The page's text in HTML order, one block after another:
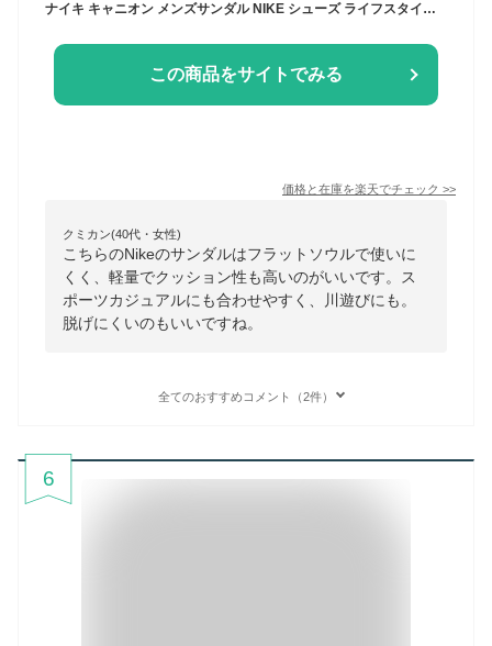
ナイキ キャニオン メンズサンダル NIKE シューズ ライフスタイル Sportswear サンダル スポーツ カジュアル 緑 靴 ci8797-301 アウトドア 黒 青 ぺたんこ 夏 ギフト 川遊び
この商品をサイトでみる
価格と在庫を楽天でチェック >>
クミカン(40代・女性)
こちらのNikeのサンダルはフラットソウルで使いに
くく、軽量でクッション性も高いのがいいです。ス
ポーツカジュアルにも合わせやすく、川遊びにも。
脱げにくいのもいいですね。
全てのおすすめコメント（2件）
6